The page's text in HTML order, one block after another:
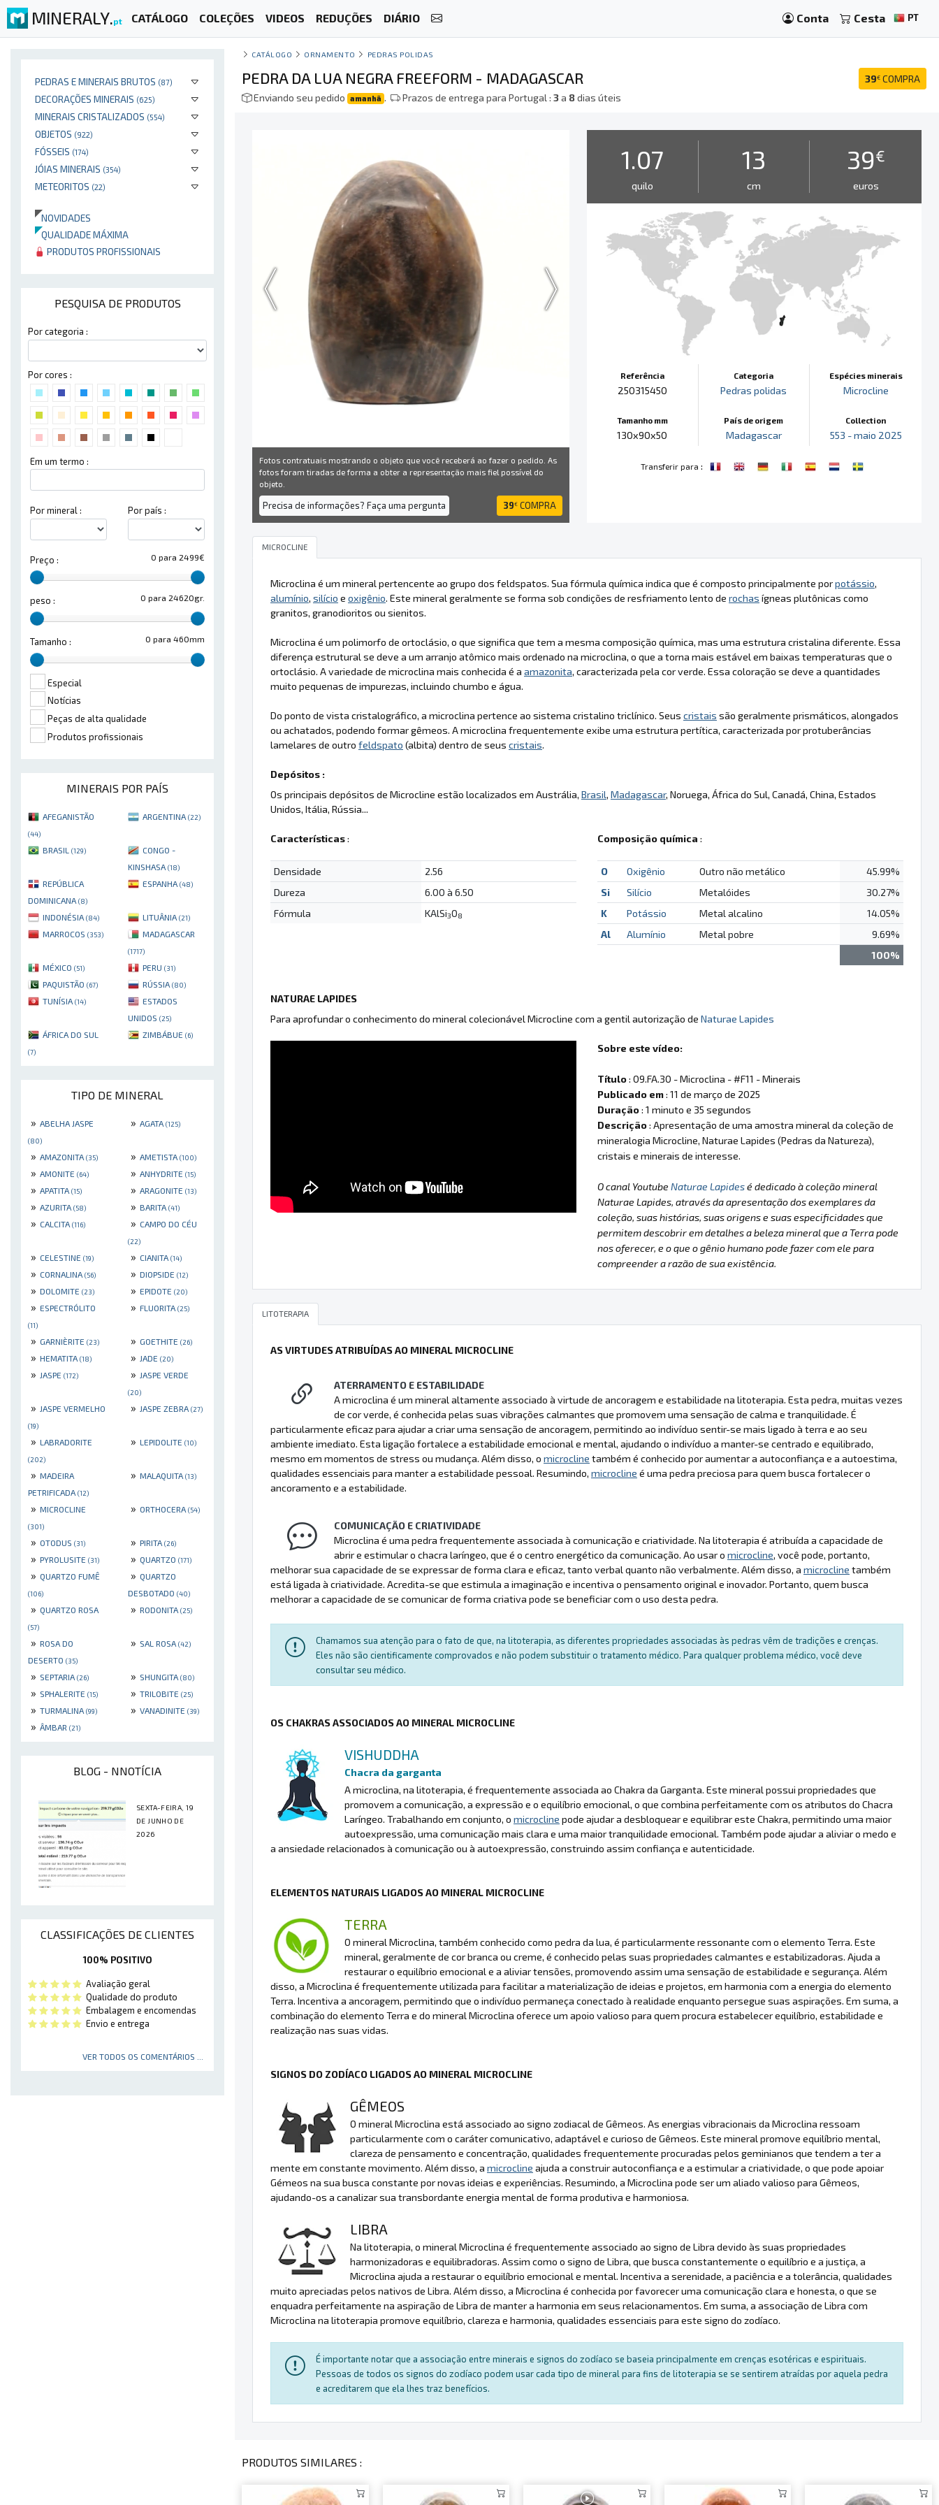
MINERALY.pt CATÁLOGO COLEÇÕES VIDEOS REDUÇÕES DIÁRIO Conta Cesta PT
PEDRAS E MINERAIS BRUTOS (87)
DECORAÇÕES MINERAIS (625)
MINERAIS CRISTALIZADOS (554)
OBJETOS (922)
FÓSSEIS (174)
JÓIAS MINERAIS (354)
METEORITOS (22)
NOVIDADES
QUALIDADE MÁXIMA
PRODUTOS PROFISSIONAIS
PESQUISA DE PRODUTOS
Por categoria :
Por cores :
Em um termo :
Por mineral : Por país :
0 para 2499€
Preço :
0 para 24620gr.
peso :
0 para 460mm
Tamanho :
Especial
Notícias
Peças de alta qualidade
Produtos profissionais
MINERAIS POR PAÍS
AFEGANISTÃO
(44)
ARGENTINA (22)
BRASIL (129)
CONGO -
KINSHASA (18)
REPÚBLICA
DOMINICANA (8)
ESPANHA (48)
INDONÉSIA (84) LITUÂNIA (21)
MARROCOS (353) MADAGASCAR
(1717)
MÉXICO (51) PERU (31)
PAQUISTÃO (67) RÚSSIA (80)
TUNÍSIA (14)
ESTADOS
UNIDOS (25)
ÁFRICA DO SUL
(7)
ZIMBÁBUE (6)
TIPO DE MINERAL
» ABELHA JASPE
(80)
» AGATA (125)
» AMAZONITA (35) » AMETISTA (100)
» AMONITE (64) » ANHYDRITE (15)
» APATITA (15) » ARAGONITE (13)
» AZURITA (58) » BARITA (41)
» CALCITA (116) » CAMPO DO CÉU
(22)
» CELESTINE (19) » CIANITA (14)
» CORNALINA (56) » DIOPSIDE (12)
» DOLOMITE (23) » EPIDOTE (20)
» ESPECTRÓLITO
(11)
» FLUORITA (25)
» GARNIÈRITE (23) » GOETHITE (26)
» HEMATITA (18) » JADE (20)
» JASPE (172) » JASPE VERDE
(20)
» JASPE VERMELHO
(19)
» JASPE ZEBRA (27)
» LABRADORITE
(202)
» LEPIDOLITE (10)
» MADEIRA
PETRIFICADA (12)
» MALAQUITA (13)
» MICROCLINE
(301)
» ORTHOCERA (54)
» OTODUS (31) » PIRITA (26)
» PYROLUSITE (31) » QUARTZO (171)
» QUARTZO FUMÊ
(106)
» QUARTZO
DESBOTADO (40)
» QUARTZO ROSA
(57)
» RODONITA (25)
» ROSA DO
DESERTO (35)
» SAL ROSA (42)
» SEPTARIA (26) » SHUNGITA (80)
» SPHALERITE (15) » TRILOBITE (25)
» TURMALINA (99) » VANADINITE (39)
» ÂMBAR (21)
BLOG - NNOTÍCIA
SEXTA-FEIRA, 19
DE JUNHO DE
2026
CLASSIFICAÇÕES DE CLIENTES
100% POSITIVO
Avaliação geral
Qualidade do produto
Embalagem e encomendas
Envio e entrega
VER TODOS OS COMENTÁRIOS ...
CATÁLOGO ORNAMENTO PEDRAS POLIDAS
39€ COMPRA
PEDRA DA LUA NEGRA FREEFORM - MADAGASCAR
Enviando seu pedido amanhã . Prazos de entrega para Portugal :3a 8dias úteis
Fotos contratuais mostrando o objeto que você receberá ao fazer o pedido. As
fotos foram tiradas de forma a obter a representação mais fiel possível do
objeto.
Precisa de informações? Faça uma pergunta 39€ COMPRA
1.07
quilo
13
cm
39€
euros
Referência
250315450
Tamanho mm
130x90x50
Categoria
Pedras polidas
País de origem
Madagascar
Espécies minerais
Microcline
Collection
553 - maio 2025
Transferir para :
MICROCLINE
Microclina é um mineral pertencente ao grupo dos feldspatos. Sua fórmula química indica que é composto principalmente porpotássio,
alumínio, silício e oxigênio. Este mineral geralmente se forma sob condições de resfriamento lento de rochas ígneas plutônicas como
granitos, granodioritos ou sienitos.
Microclina é um polimorfo de ortoclásio, o que significa que tem a mesma composição química, mas uma estrutura cristalina diferente. Essa
diferença estrutural se deve a um arranjo atômico mais ordenado na microclina, o que a torna mais estável em baixas temperaturas que o
ortoclásio. A variedade de microclina mais conhecida é a amazonita, caracterizada pela cor verde. Essa coloração se deve a quantidades
muito pequenas de impurezas, incluindo chumbo e água.
Do ponto de vista cristalográfico, a microclina pertence ao sistema cristalino triclínico. Seus cristais são geralmente prismáticos, alongados
ou achatados, podendo formar gêmeos. A microclina frequentemente exibe uma estrutura pertítica, caracterizada por protuberâncias
lamelares de outro feldspato (albita) dentro de seus cristais.
Depósitos :
Os principais depósitos de Microcline estão localizados em Austrália, Brasil, Madagascar, Noruega, África do Sul, Canadá, China, Estados
Unidos, Itália, Rússia...
Características:
Densidade
2.56
Dureza
6.00 à 6.50
Fórmula
KAlSi3O8
Composição química :
O Oxigênio Outro não metálico
45.99%
Si
Silício Metalóides
30.27%
K
Potássio Metal alcalino
14.05%
Al
Alumínio Metal pobre
9.69%
100%
NATURAE LAPIDES
Para aprofundar o conhecimento do mineral colecionável Microcline com a gentil autorização de Naturae Lapides
Sobre este vídeo:
Título: 09.FA.30 - Microclina - #F11 - Minerais
Publicado em: 11 de março de 2025
Duração: 1 minuto e 35 segundos
Descrição: Apresentação de uma amostra mineral da coleção de
mineralogia Microcline, Naturae Lapides (Pedras da Natureza),
cristais e minerais de interesse.
O canal Youtube Naturae Lapidesé dedicado à coleção mineral
Naturae Lapides, através da apresentação dos exemplares da
coleção, suas histórias, suas origens e suas especificidades que
permitem descobrir em detalhes a beleza mineral que a Terra pode
nos oferecer, e o que o gênio humano pode fazer com ele para
compreender a razão de sua existência.
LITOTERAPIA
AS VIRTUDES ATRIBUÍDAS AO MINERAL MICROCLINE
ATERRAMENTO E ESTABILIDADE
A microclina é um mineral altamente associado à virtude de ancoragem e estabilidade na litoterapia. Esta pedra, muitas vezes
de cor verde, é conhecida pelas suas vibrações calmantes que promovem uma sensação de calma e tranquilidade. É
particularmente eficaz para ajudar a criar uma sensação de ancoragem, permitindo ao indivíduo sentir-se mais ligado à terra e ao seu
ambiente imediato. Esta ligação fortalece a estabilidade emocional e mental, ajudando o indivíduo a manter-se centrado e equilibrado,
mesmo em momentos de stress ou mudança. Além disso, o microcline também é conhecido por aumentar a autoconfiança e a autoestima,
qualidades essenciais para manter a estabilidade pessoal. Resumindo, microcline é uma pedra preciosa para quem busca fortalecer o
ancoramento e a estabilidade.
COMUNICAÇÃO E CRIATIVIDADE
Microclina é uma pedra frequentemente associada à comunicação e criatividade. Na litoterapia é atribuída a capacidade de
abrir e estimular o chacra laríngeo, que é o centro energético da comunicação. Ao usar o microcline, você pode, portanto,
melhorar sua capacidade de se expressar de forma clara e eficaz, tanto verbal quanto não verbalmente. Além disso, a microcline também
está ligada à criatividade. Acredita-se que estimula a imaginação e incentiva o pensamento original e inovador. Portanto, quem busca
melhorar a capacidade de se comunicar de forma criativa pode se beneficiar com o uso desta pedra.
Chamamos sua atenção para o fato de que, na litoterapia, as diferentes propriedades associadas às pedras vêm de tradições e crenças.
Eles não são cientificamente comprovados e não podem substituir o tratamento médico. Para qualquer problema médico, você deve
consultar seu médico.
OS CHAKRAS ASSOCIADOS AO MINERAL MICROCLINE
VISHUDDHA
Chacra da garganta
A microclina, na litoterapia, é frequentemente associada ao Chakra da Garganta. Este mineral possui propriedades que
promovem a comunicação, a expressão e o equilíbrio emocional, o que combina perfeitamente com os atributos do Chacra
Laríngeo. Trabalhando em conjunto, o microcline pode ajudar a desbloquear e equilibrar este Chakra, permitindo uma maior
autoexpressão, uma comunicação mais clara e uma maior tranquilidade emocional. Também pode ajudar a aliviar o medo e
a ansiedade relacionados à comunicação ou à autoexpressão, construindo assim confiança e autenticidade.
ELEMENTOS NATURAIS LIGADOS AO MINERAL MICROCLINE
TERRA
O mineral Microclina, também conhecido como pedra da lua, é particularmente ressonante com o elemento Terra. Este
mineral, geralmente de cor branca ou creme, é conhecido pelas suas propriedades calmantes e estabilizadoras. Ajuda a
restaurar o equilíbrio emocional e a aliviar tensões, promovendo assim uma sensação de estabilidade e segurança. Além
disso, a Microclina é frequentemente utilizada para facilitar a materialização de ideias e projetos, em harmonia com a energia do elemento
Terra. Incentiva a ancoragem, permitindo que o indivíduo permaneça conectado à realidade enquanto persegue suas aspirações. Em suma, a
combinação do elemento Terra e do mineral Microclina oferece um apoio valioso para quem procura estabelecer equilíbrio, estabilidade e
realização nas suas vidas.
SIGNOS DO ZODÍACO LIGADOS AO MINERAL MICROCLINE
GÊMEOS
O mineral Microclina está associado ao signo zodiacal de Gêmeos. As energias vibracionais da Microclina ressoam
particularmente com o caráter comunicativo, adaptável e curioso de Gêmeos. Este mineral promove equilíbrio mental,
clareza de pensamento e concentração, qualidades frequentemente procuradas pelos geminianos que tendem a ter a
mente em constante movimento. Além disso, a microcline ajuda a construir autoconfiança e a estimular a criatividade, o que pode apoiar
Gémeos na sua busca constante por novas ideias e experiências. Resumindo, a Microclina pode ser um aliado valioso para Gêmeos,
ajudando-os a canalizar sua transbordante energia mental de forma produtiva e harmoniosa.
LIBRA
Na litoterapia, o mineral Microclina é frequentemente associado ao signo de Libra devido às suas propriedades
harmonizadoras e equilibradoras. Assim como o signo de Libra, que busca constantemente o equilíbrio e a justiça, a
Microclina ajuda a restaurar o equilíbrio emocional e mental. Incentiva a serenidade, a paciência e a tolerância, qualidades
muito apreciadas pelos nativos de Libra. Além disso, a Microclina é conhecida por favorecer uma comunicação clara e honesta, o que se
enquadra perfeitamente na aspiração de Libra de manter a harmonia em seus relacionamentos. Em suma, a associação de Libra com
Microclina na litoterapia promove equilíbrio, clareza e harmonia, qualidades essenciais para este signo do zodíaco.
É importante notar que a associação entre minerais e signos do zodíaco se baseia principalmente em crenças esotéricas e espirituais.
Pessoas de todos os signos do zodíaco podem usar cada tipo de mineral para fins de litoterapia se se sentirem atraídas por aquela pedra
e acreditarem que ela lhes traz benefícios.
PRODUTOS SIMILARES :